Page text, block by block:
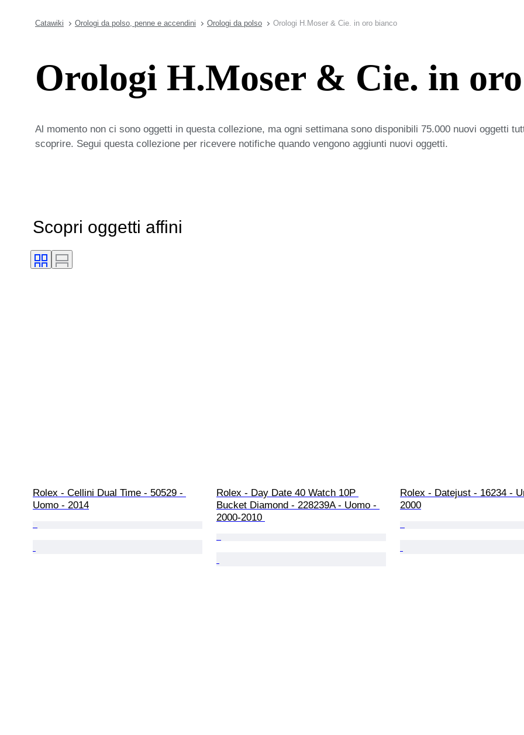
Catawiki Orologi da polso, penne e accendini Orologi da polso Orologi H.Moser & Cie. in oro bianco
Orologi H.Moser & Cie. in
Al momento non ci sono oggetti in questa collezione, ma ogni settimana sono disponibili 75.000 nuovi oggetti
scoprire. Segui questa collezione per ricevere notifiche quando vengono aggiunti nuovi oggetti.
Scopri oggetti affini
Rolex - Cellini Dual Time - 50529 -
Uomo - 2014
Rolex - Day Date 40 Watch 10P
Bucket Diamond - 228239A - Uomo -
2000-2010
Rolex - Datejust - 16234 -
2000